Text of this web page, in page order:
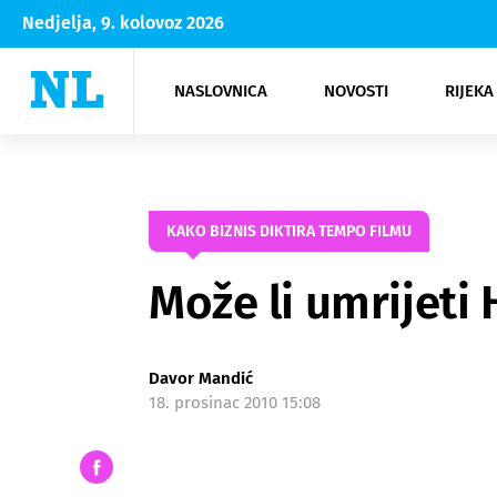
Nedjelja, 9. kolovoz 2026
NASLOVNICA NOVOSTI
Rijeka Opatija
NK
Moda
Kultura
KAKO BIZNIS DIKTIRA TEMPO FILMU
Može li umrijeti
Davor Mandić
18. prosinac 2010 15:08